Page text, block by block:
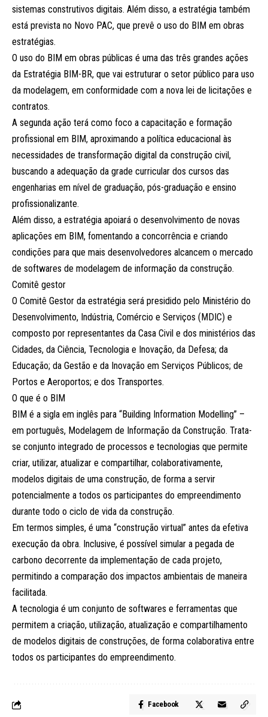
sistemas construtivos digitais. Além disso, a estratégia também
está prevista no Novo PAC, que prevê o uso do BIM em obras
estratégias.
O uso do BIM em obras públicas é uma das três grandes ações
da Estratégia BIM-BR, que vai estruturar o setor público para uso
da modelagem, em conformidade com a nova lei de licitações e
contratos.
A segunda ação terá como foco a capacitação e formação
profissional em BIM, aproximando a política educacional às
necessidades de transformação digital da construção civil,
buscando a adequação da grade curricular dos cursos das
engenharias em nível de graduação, pós-graduação e ensino
profissionalizante.
Além disso, a estratégia apoiará o desenvolvimento de novas
aplicações em BIM, fomentando a concorrência e criando
condições para que mais desenvolvedores alcancem o mercado
de softwares de modelagem de informação da construção.
Comitê gestor
O Comitê Gestor da estratégia será presidido pelo Ministério do
Desenvolvimento, Indústria, Comércio e Serviços (MDIC) e
composto por representantes da Casa Civil e dos ministérios das
Cidades, da Ciência, Tecnologia e Inovação, da Defesa; da
Educação; da Gestão e da Inovação em Serviços Públicos; de
Portos e Aeroportos; e dos Transportes.
O que é o BIM
BIM é a sigla em inglês para “Building Information Modelling” –
em português, Modelagem de Informação da Construção. Trata-
se conjunto integrado de processos e tecnologias que permite
criar, utilizar, atualizar e compartilhar, colaborativamente,
modelos digitais de uma construção, de forma a servir
potencialmente a todos os participantes do empreendimento
durante todo o ciclo de vida da construção.
Em termos simples, é uma “construção virtual” antes da efetiva
execução da obra. Inclusive, é possível simular a pegada de
carbono decorrente da implementação de cada projeto,
permitindo a comparação dos impactos ambientais de maneira
facilitada.
A tecnologia é um conjunto de softwares e ferramentas que
permitem a criação, utilização, atualização e compartilhamento
de modelos digitais de construções, de forma colaborativa entre
todos os participantes do empreendimento.
Facebook